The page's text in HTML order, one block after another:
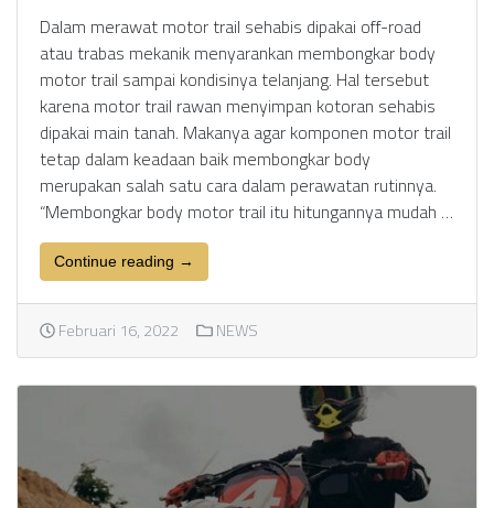
Dalam merawat motor trail sehabis dipakai off-road
atau trabas mekanik menyarankan membongkar body
motor trail sampai kondisinya telanjang. Hal tersebut
karena motor trail rawan menyimpan kotoran sehabis
dipakai main tanah. Makanya agar komponen motor trail
tetap dalam keadaan baik membongkar body
merupakan salah satu cara dalam perawatan rutinnya.
“Membongkar body motor trail itu hitungannya mudah …
Continue reading →
Februari 16, 2022 NEWS